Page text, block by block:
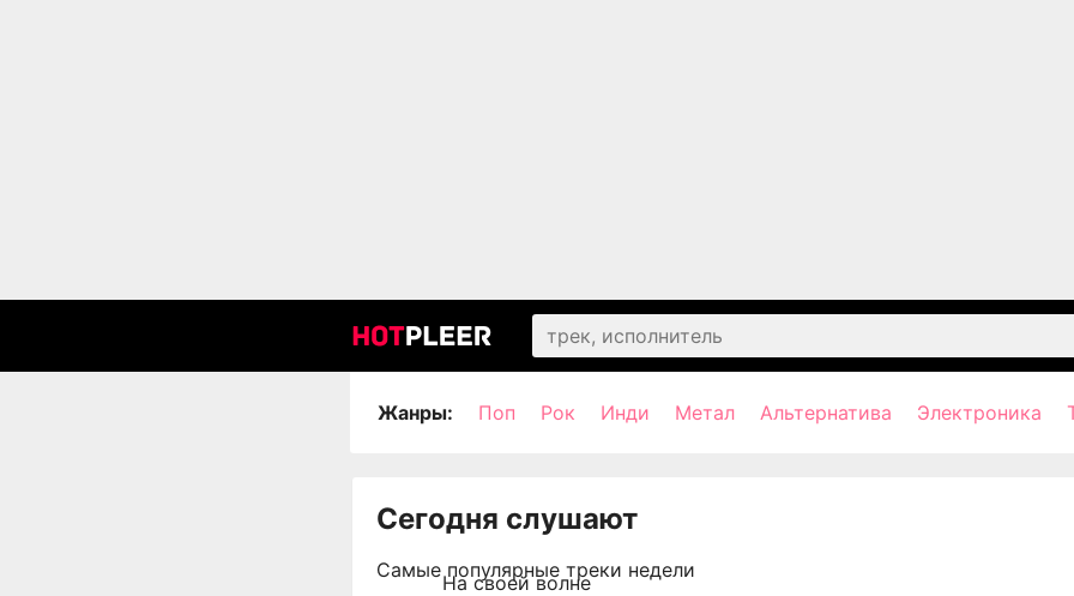
Жанры: Поп Рок Инди Метал Альтернатива Электроника
Сегодня слушают
Самые популярные треки недели
На своей волне